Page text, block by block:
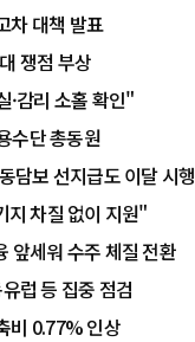
차 대책 발표
쟁점 부상
감리 소홀 확인"
수단 총동원
담보 선지급도 이달 시행
차질 없이 지원"
앞세워 수주 체질 전환
럽 등 집중 점검
비 0.77% 인상